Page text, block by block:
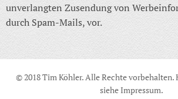
unverlangten Zusendung von
durch Spam-Mails, vor.
© 2018 Tim Köhler. Alle Rechte vorbehalten.
siehe Impressum.